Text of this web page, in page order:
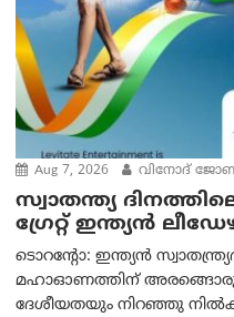
Aug 7, 2026 വിനോദ്
സ്വാതന്ത്യ
ഗ്രേറ്റ് ഇന്ത്യൻ
ടൊറന്റോ: ഇന്ത്യൻ
മഹാഓണത്തിന്
ദേശീയതയും നിറഞ്ഞു